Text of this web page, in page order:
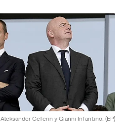
Aleksander Ceferin y Gianni Infantino. (EP)